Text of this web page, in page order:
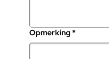
Opmerking*